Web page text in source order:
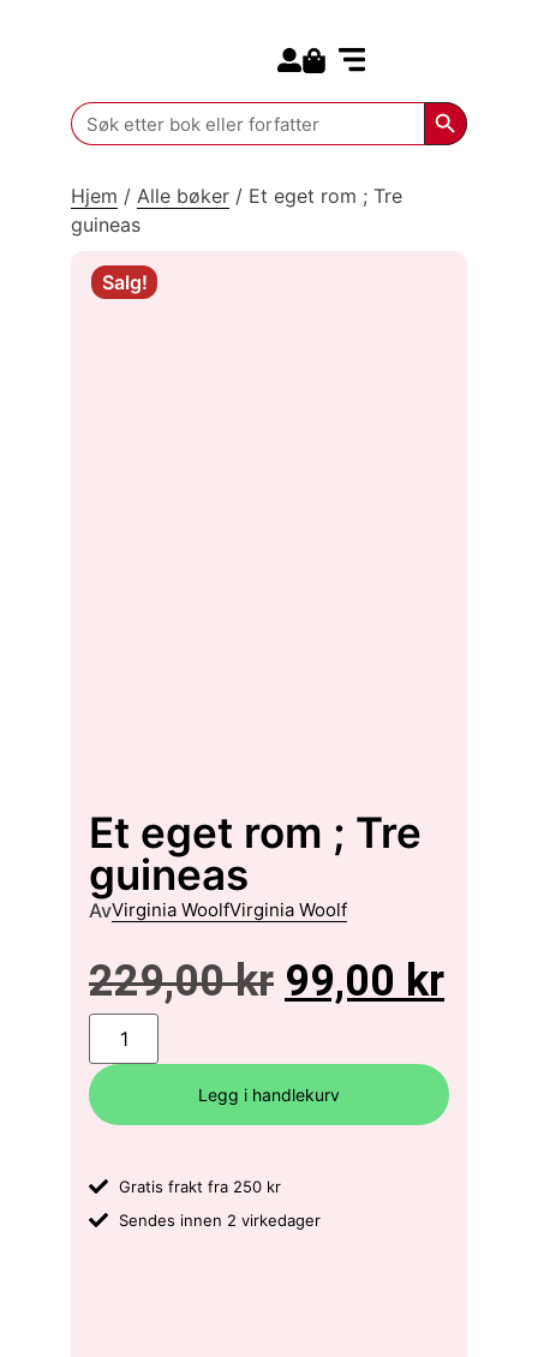
Search
for:
Search
Hjem / Alle bøker / Et eget rom ; Tre
guineas
Salg!
Et eget rom ; Tre
guineas
AvVirginia WoolfVirginia Woolf
229,00kr 99,00 kr
Legg i handlekurv
Gratis frakt fra 250 kr
Sendes innen 2 virkedager